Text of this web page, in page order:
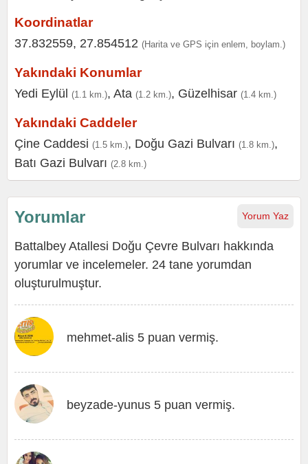
Koordinatlar
37.832559, 27.854512 (Harita ve GPS için enlem, boylam.)
Yakındaki Konumlar
Yedi Eylül (1.1 km.), Ata (1.2 km.), Güzelhisar (1.4 km.)
Yakındaki Caddeler
Çine Caddesi (1.5 km.), Doğu Gazi Bulvarı (1.8 km.),
Batı Gazi Bulvarı (2.8 km.)
Yorum Yaz
Yorumlar
Battalbey Atallesi Doğu Çevre Bulvarı hakkında
yorumlar ve incelemeler. 24 tane yorumdan
oluşturulmuştur.
mehmet-alis 5 puan vermiş.
beyzade-yunus 5 puan vermiş.